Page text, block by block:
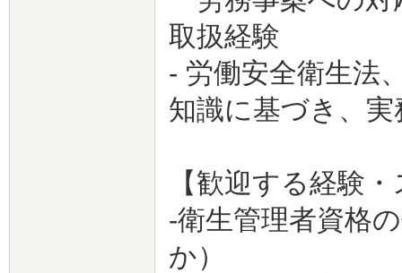
取扱経験
- 労働安全衛生法
知識に基づき、
【歓迎する経験
-衛生管理者資格
か）